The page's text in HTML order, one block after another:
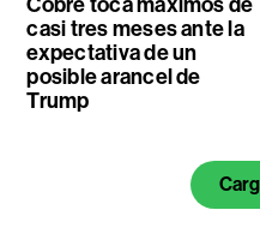
casi tres meses ante la
expectativa de un
posible arancel de
Trump